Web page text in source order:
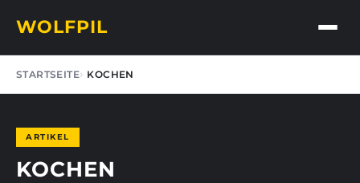
WOLFPIL
STARTSEITE KOCHEN
ARTIKEL
KOCHEN